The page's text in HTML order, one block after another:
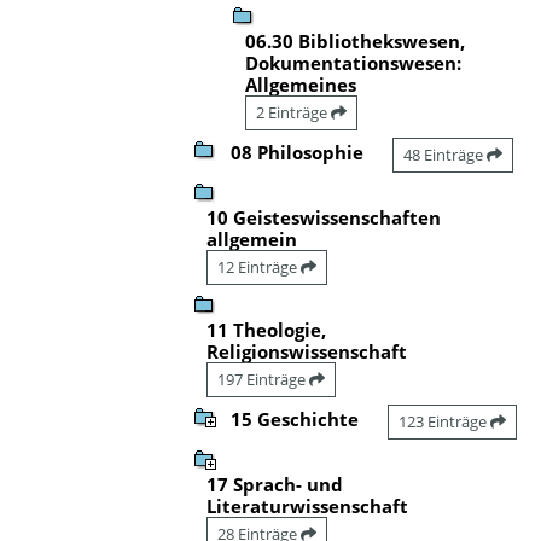
06.30 Bibliothekswesen,
Dokumentationswesen:
Allgemeines
2 Einträge
08 Philosophie 48 Einträge
10 Geisteswissenschaften
allgemein
12 Einträge
11 Theologie,
Religionswissenschaft
197 Einträge
15 Geschichte 123 Einträge
17 Sprach- und
Literaturwissenschaft
28 Einträge